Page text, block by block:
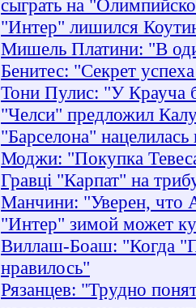
сыграть на
"Интер" лишился
Мишель Платини: "В
Бенитес: "Секрет
Тони Пулис: "У Крауча
"Челси" предложил
"Барселона"
Моджи: "Покупка
Гравці "Карпат" на
Манчини: "Уверен, что
"Интер" зимой может
Виллаш-Боаш: "Когда
нравилось"
Рязанцев: "Трудно